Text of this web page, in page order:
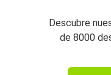
Toulouse
Descubre
de 8000